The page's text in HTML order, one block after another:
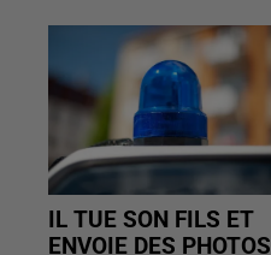
IL TUE SON FILS ET
ENVOIE DES PHOTOS